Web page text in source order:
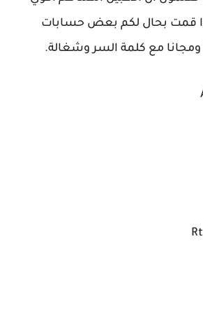
قمت بحال لكم بعض حسابات
ومجانا مع كلمة السر وشغالة.